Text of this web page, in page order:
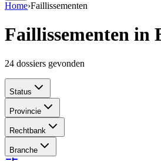
Home›Faillissementen
Faillissementen in
24 dossiers gevonden
Status
Provincie
Rechtbank
Branche